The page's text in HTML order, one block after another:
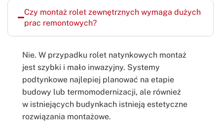
Czy montaż rolet zewnętrznych wymaga dużych
prac remontowych?
Nie. W przypadku rolet natynkowych montaż
jest szybki i mało inwazyjny. Systemy
podtynkowe najlepiej planować na etapie
budowy lub termomodernizacji, ale również
w istniejących budynkach istnieją estetyczne
rozwiązania montażowe.